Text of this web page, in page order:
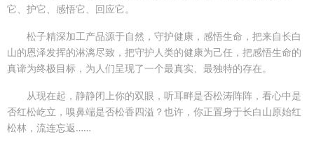
它、护它、感悟它、回应它。
松子精深加工产品源于自然，守护健康，感悟生命，把来自长白
山的恩泽发挥的淋漓尽致，把守护人类的健康为己任，把感悟生命的
真谛为终极目标，为人们呈现了一个最真实、最独特的存在。
从现在起，静静闭上你的双眼，听耳畔是否松涛阵阵，看心中是
否红松屹立，嗅鼻端是否松香四溢？也许，你正置身于长白山原始红
松林，流连忘返……